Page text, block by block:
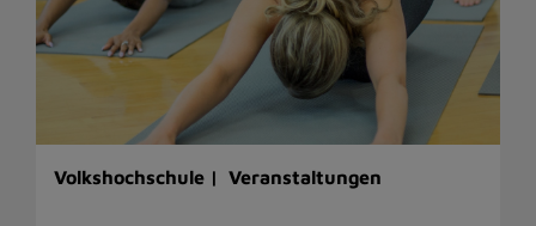
Volkshochschule | Veranstaltungen